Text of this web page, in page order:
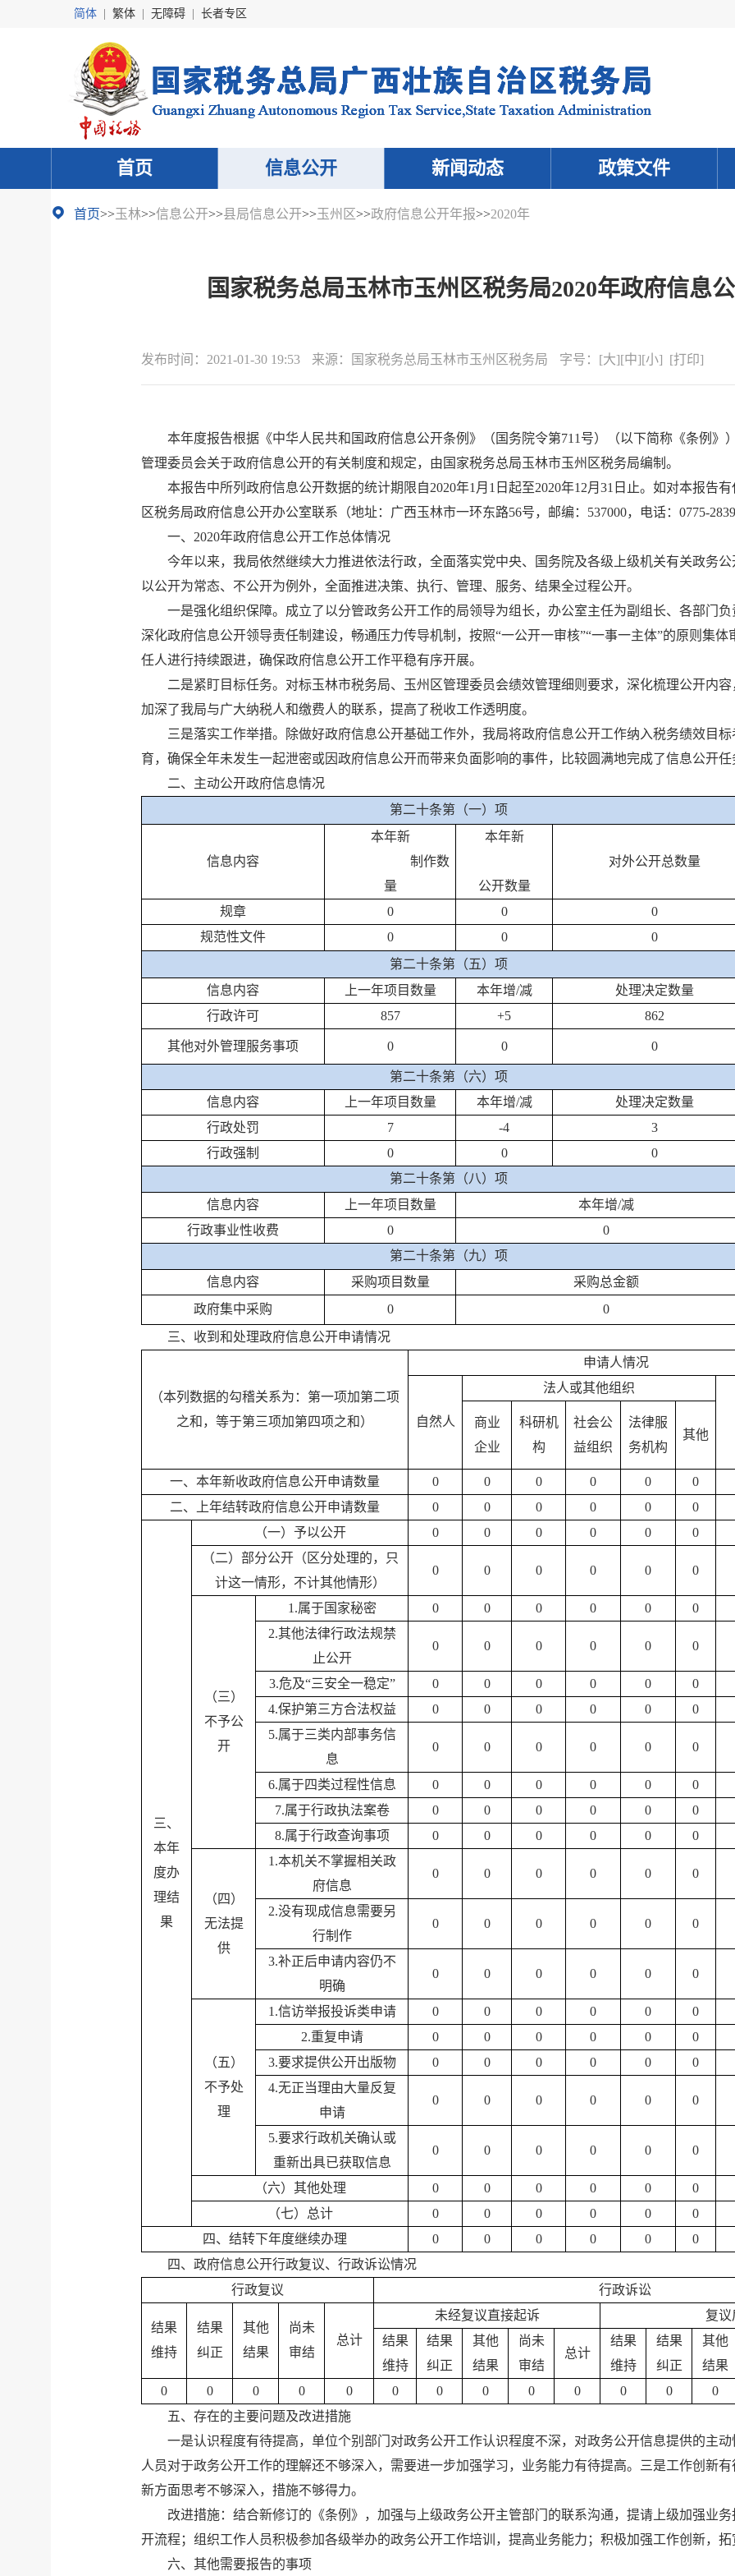
简体 繁体 无障碍 长者专区
首页 信息公开 新闻动态 政策文件
首页>>玉林>>信息公开>>县局信息公开>>玉州区>>政府信息公开年报>>2020年
国家税务总局玉林市玉州区税务局2020年政府信息
发布时间： 2021-01-30 19:53 来源： 国家税务总局玉林市玉州区税务局 字号： [大][中][小] [打印]
本年度报告根据《中华人民共和国政府信息公开条例》（国务院令第711号）（以下简称《条例》
管理委员会关于政府信息公开的有关制度和规定，由国家税务总局玉林市玉州区税务局编制。
本报告中所列政府信息公开数据的统计期限自2020年1月1日起至2020年12月31日止。如对本报告
区税务局政府信息公开办公室联系（地址：广西玉林市一环东路56号，邮编：537000，电话：0775-
一、2020年政府信息公开工作总体情况
今年以来，我局依然继续大力推进依法行政，全面落实党中央、国务院及各级上级机关有关政务
以公开为常态、不公开为例外，全面推进决策、执行、管理、服务、结果全过程公开。
一是强化组织保障。 成立了以分管政务公开工作的局领导为组长，办公室主任为副组长、各部门
深化政府信息公开领导责任制建设，畅通压力传导机制，按照“一公开一审核”“一事一主体”的原则集
任人进行持续跟进，确保政府信息公开工作平稳有序开展。
二是紧盯目标任务。 对标玉林市税务局、玉州区管理委员会绩效管理细则要求，深化梳理公开内
加深了我局与广大纳税人和缴费人的联系，提高了税收工作透明度。
三是落实工作举措。
除做好政府信息公开基础工作外，我局将政府信息公开工作纳入税务绩效目
育，确保全年未发生一起泄密或因政府信息公开而带来负面影响的事件，比较圆满地完成了信息公开任
二、 主动公开政府信息情况
第二十条第（一）项
信息内容
本年新
制作数
量
本年新
公开数量
对外公开总数量
规章 0 0
0
规范性文件
0 0
0
第二十条第（五）项
信息内容
上一年项目数量 本年增/减
处理决定数量
行政许可
857 +5 862
其他对外管理服务事项 0 0 0
第二十条第（六）项
信息内容
上一年项目数量 本年增/减
处理决定数量
行政处罚
7 -4
3
行政强制
0 0
0
第二十条第（八）项
信息内容
上一年项目数量
本年增/减
行政事业性收费
0
0
第二十条第（九）项
信息内容
采购项目数量
采购总金额
政府集中采购
0
0
三、收到和处理政府信息公开申请情况
（本列数据的勾稽关系为：第一项加第二项
之和，等于第三项加第四项之和）
申请人情况
自然人
法人或其他组织
商业
企业
科研机
构
社会公
益组织
法律服
务机构
其他
一、本年新收政府信息公开申请数量 0 0 0 0 0
0
二、上年结转政府信息公开申请数量
0 0 0 0 0 0
三、
本年
度办
理结
果
（一）予以公开 0 0 0 0 0
0
（二）部分公开（区分处理的，只
计这一情形，不计其他情形）
0 0 0 0 0 0
（三）
不予公
开
1.属于国家秘密 0 0 0 0 0
0
2.其他法律行政法规禁
止公开
0 0 0 0 0 0
3.危及“三安全一稳定” 0 0 0 0 0
0
4.保护第三方合法权益 0 0 0 0 0
0
5.属于三类内部事务信
息
0 0 0 0 0 0
6.属于四类过程性信息 0 0 0 0 0
0
7.属于行政执法案卷 0 0 0 0 0
0
8.属于行政查询事项 0 0 0 0 0 0
（四）
无法提
供
1.本机关不掌握相关政
府信息
0 0 0 0 0 0
2.没有现成信息需要另
行制作
0 0 0 0 0 0
3.补正后申请内容仍不
明确
0 0 0 0 0 0
（五）
不予处
理
1.信访举报投诉类申请 0 0 0 0 0
0
2.重复申请 0 0 0 0 0
0
3.要求提供公开出版物 0 0 0 0 0
0
4.无正当理由大量反复
申请
0 0 0 0 0 0
5.要求行政机关确认或
重新出具已获取信息
0 0 0 0 0 0
（六）其他处理 0 0 0 0 0
0
（七）总计
0 0 0 0 0
0
四、结转下年度继续办理
0 0 0 0 0
0
四、政府信息公开行政复议、行政诉讼情况
行政复议
行政诉讼
结果
维持
结果
纠正
其他
结果
尚未
审结
总计
未经复议直接起诉
复议
结果
维持
结果
纠正
其他
结果
尚未
审结
总计
结果
维持
结果
纠正
其他
结果
0
0 0 0 0 0 0 0 0 0 0 0
0
五、存在的主要问题及改进措施
一是认识程度有待提高，单位个别部门对政务公开工作认识程度不深，对政务公开信息提供的主
人员对于政务公开工作的理解还不够深入，需要进一步加强学习，业务能力有待提高。三是工作创新
新方面思考不够深入，措施不够得力。
改进措施：结合新修订的《条例》，加强与上级政务公开主管部门的联系沟通，提请上级加强业
开流程；组织工作人员积极参加各级举办的政务公开工作培训，提高业务能力；积极加强工作创新，
六、其他需要报告的事项